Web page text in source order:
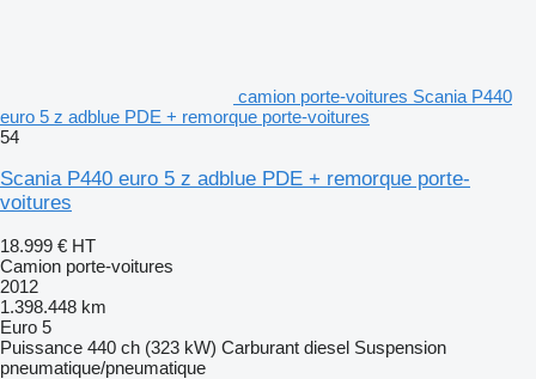
camion porte-voitures Scania P440
euro 5 z adblue PDE + remorque porte-voitures
54
Scania P440 euro 5 z adblue PDE + remorque porte-
voitures
18.999 € HT
Camion porte-voitures
2012
1.398.448 km
Euro 5
Puissance 440 ch (323 kW) Carburant diesel Suspension
pneumatique/pneumatique